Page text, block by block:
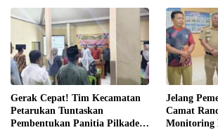
Gerak Cepat! Tim Kecamatan
Petarukan Tuntaskan
Pembentukan Panitia Pilkades
Jelang
Camat
Monitoring